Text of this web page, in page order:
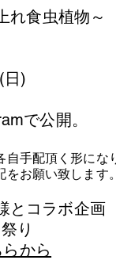
れ食虫植物～
日)
で公開。
手配頂く形にな
お願い致します。
とコラボ企画
り
から